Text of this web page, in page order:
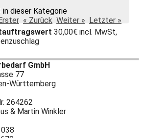
Weiter »
dieser Kategorie
« Zurück Weiter » Letzter »
30,00€ incl. MwSt,
GmbH
77
Württemberg
264262
& Martin Winkler